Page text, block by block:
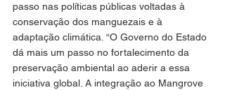
passo nas políticas públicas voltadas à
conservação dos manguezais e à
adaptação climática. “O Governo do Estado
dá mais um passo no fortalecimento da
preservação ambiental ao aderir a essa
iniciativa global. A integração ao Mangrove